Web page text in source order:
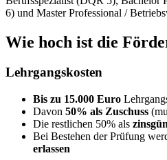
6) und Master Professional /
Wie hoch ist die
Lehrgangskosten
Bis zu 15.000 Euro
Davon 50% als Zuschuss
Die restlichen 50% als
Bei Bestehen der Prüfung
erlassen